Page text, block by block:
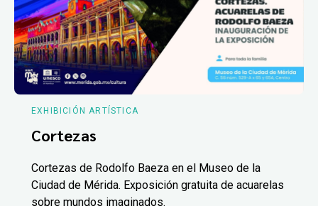
EXHIBICIÓN ARTÍSTICA
Cortezas
Cortezas de Rodolfo Baeza en el Museo de la
Ciudad de Mérida. Exposición gratuita de acuarelas
sobre mundos imaginados.